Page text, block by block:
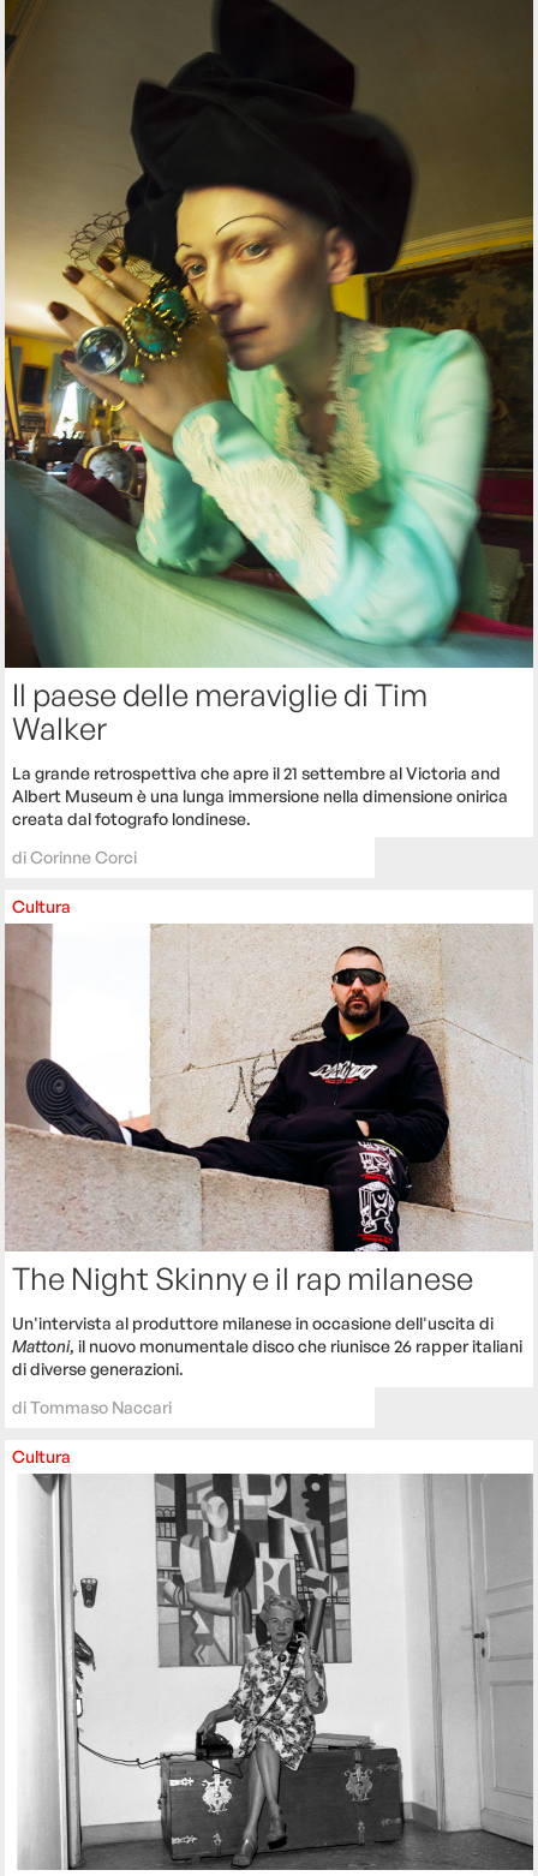
Il paese delle meraviglie di Tim
Walker
La grande retrospettiva che apre il 21 settembre al Victoria and
Albert Museum è una lunga immersione nella dimensione onirica
creata dal fotografo londinese.
diCorinne Corci
Cultura
The Night Skinny e il rap milanese
Un'intervista al produttore milanese in occasione dell'uscita di
Mattoni, il nuovo monumentale disco che riunisce 26 rapper italiani
di diverse generazioni.
diTommaso Naccari
Cultura